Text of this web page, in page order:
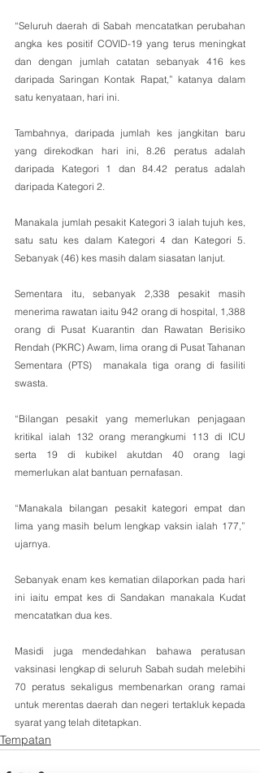
“Seluruh daerah di Sabah mencatatkan perubahan
angka kes positif COVID-19 yang terus meningkat
dan dengan jumlah catatan sebanyak 416 kes
daripada Saringan Kontak Rapat,” katanya dalam
satu kenyataan, hari ini.
Tambahnya, daripada jumlah kes jangkitan baru
yang direkodkan hari ini, 8.26 peratus adalah
daripada Kategori 1 dan 84.42 peratus adalah
daripada Kategori 2.
Manakala jumlah pesakit Kategori 3 ialah tujuh kes,
satu satu kes dalam Kategori 4 dan Kategori 5.
Sebanyak (46) kes masih dalam siasatan lanjut.
Sementara itu, sebanyak 2,338 pesakit masih
menerima rawatan iaitu 942 orang di hospital, 1,388
orang di Pusat Kuarantin dan Rawatan Berisiko
Rendah (PKRC) Awam, lima orang di Pusat Tahanan
Sementara (PTS)  manakala tiga orang di fasiliti
swasta.
“Bilangan pesakit yang memerlukan penjagaan
kritikal ialah 132 orang merangkumi 113 di ICU
serta 19 di kubikel akutdan 40 orang lagi
memerlukan alat bantuan pernafasan.
“Manakala bilangan pesakit kategori empat dan
lima yang masih belum lengkap vaksin ialah 177,”
ujarnya.
Sebanyak enam kes kematian dilaporkan pada hari
ini iaitu empat kes di Sandakan manakala Kudat
mencatatkan dua kes.
Masidi juga mendedahkan bahawa peratusan
vaksinasi lengkap di seluruh Sabah sudah melebihi
70 peratus sekaligus membenarkan orang ramai
untuk merentas daerah dan negeri tertakluk kepada
syarat yang telah ditetapkan.
Tempatan